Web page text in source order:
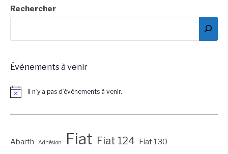
Rechercher
Évènements à venir
NoticeIl n’y a pas d’évènements à venir.
Abarth Adhésion Fiat Fiat 124 Fiat 130